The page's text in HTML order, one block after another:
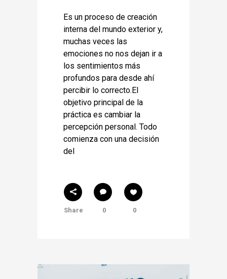
Es un proceso de creación
interna del mundo exterior y,
muchas veces las
emociones no nos dejan ir a
los sentimientos más
profundos para desde ahí
percibir lo correcto.El
objetivo principal de la
práctica es cambiar la
percepción personal. Todo
comienza con una decisión
del
Share 0 0